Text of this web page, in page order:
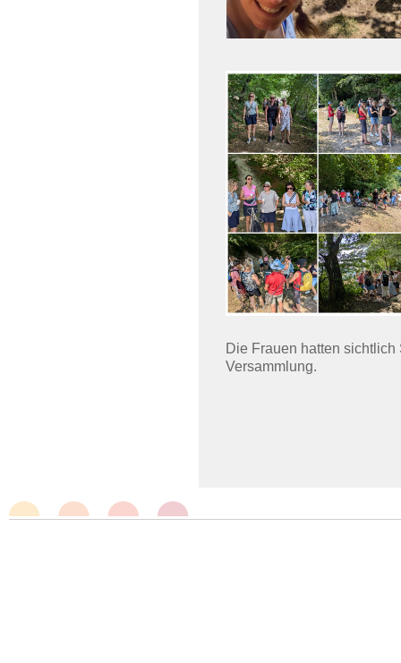
Die Frauen hatten
Versammlung.